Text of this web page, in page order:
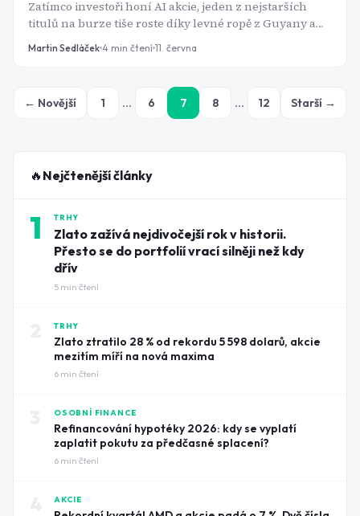
Zatímco investoři honí AI akcie, jeden z nejstarších
titulů na burze tiše roste díky levné ropě z Guyany a
Texasu. A Wall Street zvedá cílové ceny jednu za
Martin Sedláček 4 min čtení 11. června
← Novější 1 … 6 7 8 … 12 Starší →
🔥 Nejčtenější články
1 TRHY
Zlato zažívá nejdivočejší rok v historii.
Přesto se do portfolií vrací silněji než kdy
dřív
5 min čtení
TRHY
Zlato ztratilo 28 % od rekordu 5 598 dolarů, akcie
mezitím míří na nová maxima
6 min čtení
OSOBNÍ FINANCE
Refinancování hypotéky 2026: kdy se vyplatí
zaplatit pokutu za předčasné splacení?
6 min čtení
AKCIE